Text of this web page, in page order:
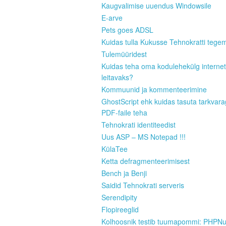
Kaugvalimise uuendus Windowsile
E-arve
Pets goes ADSL
Kuidas tulla Kukusse Tehnokratti
Tulemüüridest
Kuidas teha oma kodulehekülg
leitavaks?
Kommuunid ja kommenteerimine
GhostScript ehk kuidas tasuta
PDF-faile teha
Tehnokrati identiteedist
Uus ASP – MS Notepad !!!
KülaTee
Ketta defragmenteerimisest
Bench ja Benji
Saidid Tehnokrati serveris
Serendipity
Flopireeglid
Kolhoosnik testib tuumapommi: